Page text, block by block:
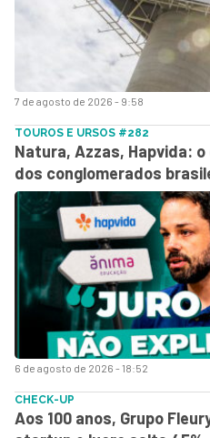
7 de agosto de 2026 - 9:58
6 de agosto de 2026 - 18:52
TOUROS E URSOS #282
Natura, Azzas, Hapvida:
dos conglomerados
CHECK-UP
Aos 100 anos, Grupo